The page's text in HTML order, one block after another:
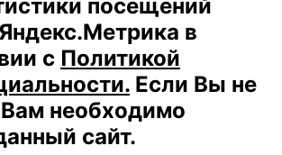
посещений
в
с Политикой
Если Вы не
необходимо
сайт.